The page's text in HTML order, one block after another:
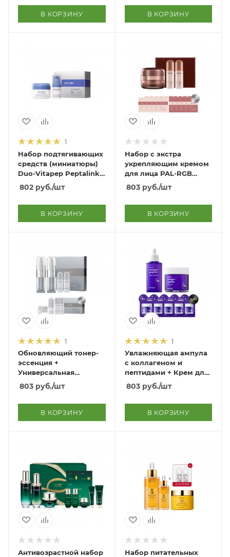
В КОРЗИНУ В КОРЗИНУ
1
Набор подтягивающих
средств (миниатюры)
Duo-Vitapep Peptalink
Intensive Lifting Kit
802 руб./шт
В КОРЗИНУ
Набор с экстра
укрепляющим кремом
для лица PAL-RGB
Extra Firming Cream
803руб./шт
В КОРЗИНУ
1
Обновляющий тонер-
эссенция +
Универсальная
эмульсия Duo-Vitapep
Renewal Skin &
803 руб./шт
В КОРЗИНУ
1
Увлажняющая ампула
с коллагеном и
пептидами + Крем для
кожи вокруг глаз
Collagen Peptide Hydra
Collagen Peptide Eye
Cream 80ml
803руб./шт
В КОРЗИНУ
Антивозрастной набор
Набор питательных